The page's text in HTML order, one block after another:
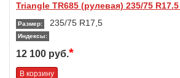
Triangle TR685 (рулевая) 235/75
Размер: 235/75 R17,5
Индексы:
12 100 руб.*
В корзину